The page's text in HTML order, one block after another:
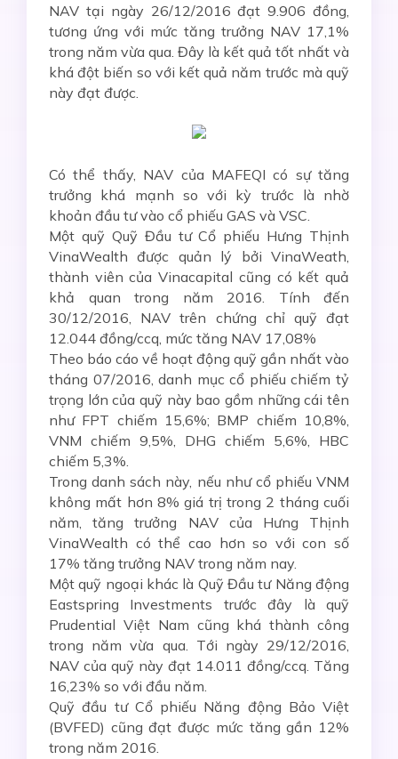
NAV tại ngày 26/12/2016 đạt 9.906 đồng,
tương ứng với mức tăng trưởng NAV 17,1%
trong năm vừa qua. Đây là kết quả tốt nhất và
khá đột biến so với kết quả năm trước mà quỹ
này đạt được.
Có thể thấy, NAV của MAFEQI có sự tăng
trưởng khá mạnh so với kỳ trước là nhờ
khoản đầu tư vào cổ phiếu GAS và VSC.
Một quỹ Quỹ Đầu tư Cổ phiếu Hưng Thịnh
VinaWealth được quản lý bởi VinaWeath,
thành viên của Vinacapital cũng có kết quả
khả quan trong năm 2016. Tính đến
30/12/2016, NAV trên chứng chỉ quỹ đạt
12.044 đồng/ccq, mức tăng NAV 17,08%
Theo báo cáo về hoạt động quỹ gần nhất vào
tháng 07/2016, danh mục cổ phiếu chiếm tỷ
trọng lớn của quỹ này bao gồm những cái tên
như FPT chiếm 15,6%; BMP chiếm 10,8%,
VNM chiếm 9,5%, DHG chiếm 5,6%, HBC
chiếm 5,3%.
Trong danh sách này, nếu như cổ phiếu VNM
không mất hơn 8% giá trị trong 2 tháng cuối
năm, tăng trưởng NAV của Hưng Thịnh
VinaWealth có thể cao hơn so với con số
17% tăng trưởng NAV trong năm nay.
Một quỹ ngoại khác là Quỹ Đầu tư Năng động
Eastspring Investments trước đây là quỹ
Prudential Việt Nam cũng khá thành công
trong năm vừa qua. Tới ngày 29/12/2016,
NAV của quỹ này đạt 14.011 đồng/ccq. Tăng
16,23% so với đầu năm.
Quỹ đầu tư Cổ phiếu Năng động Bảo Việt
(BVFED) cũng đạt được mức tăng gần 12%
trong năm 2016.